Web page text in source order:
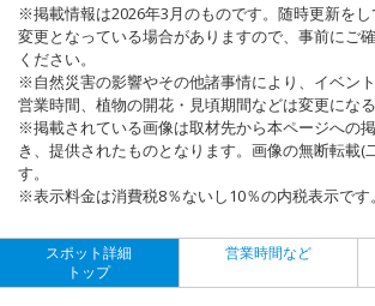
※掲載情報は2026年3月のものです。随時更新を
変更となっている場合がありますので、事前にご
ください。
※自然災害の影響やその他諸事情により、イベン
営業時間、植物の開花・見頃期間などは変更になる
※掲載されている画像は取材先から本ページへの
き、提供されたものとなります。画像の無断転載(
す。
※表示料金は消費税8％ないし10％の内税表示です。
スポット詳細
トップ
営業時間など